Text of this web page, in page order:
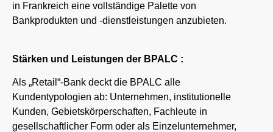
in Frankreich eine vollständige Palette von
Bankprodukten und -dienstleistungen anzubieten.
Stärken und Leistungen der BPALC :
Als „Retail“-Bank deckt die BPALC alle
Kundentypologien ab: Unternehmen, institutionelle
Kunden, Gebietskörperschaften, Fachleute in
gesellschaftlicher Form oder als Einzelunternehmer,